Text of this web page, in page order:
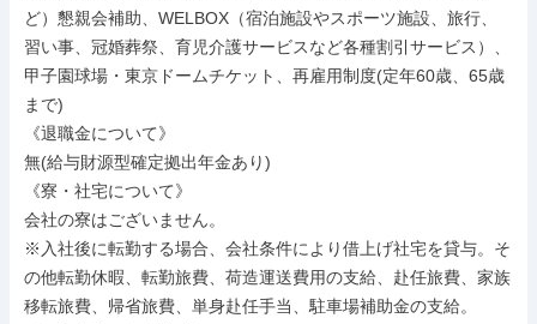
ど）懇親会補助、WELBOX（宿泊施設やスポーツ施設、旅行、
習い事、冠婚葬祭、育児介護サービスなど各種割引サービス）、
甲子園球場・東京ドームチケット、再雇用制度(定年60歳、65歳
まで)
《退職金について》
無(給与財源型確定拠出年金あり)
《寮・社宅について》
会社の寮はございません。
※入社後に転勤する場合、会社条件により借上げ社宅を貸与。そ
の他転勤休暇、転勤旅費、荷造運送費用の支給、赴任旅費、家族
移転旅費、帰省旅費、単身赴任手当、駐車場補助金の支給。